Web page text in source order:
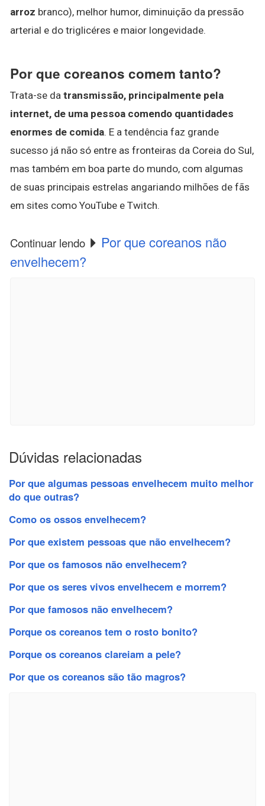
arroz branco), melhor humor, diminuição da pressão
arterial e do triglicéres e maior longevidade.
Por que coreanos comem tanto?
Trata-se da transmissão, principalmente pela
internet, de uma pessoa comendo quantidades
enormes de comida. E a tendência faz grande
sucesso já não só entre as fronteiras da Coreia do Sul,
mas também em boa parte do mundo, com algumas
de suas principais estrelas angariando milhões de fãs
em sites como YouTube e Twitch.
Continuar lendo
Por que coreanos não
envelhecem?
Dúvidas relacionadas
Por que algumas pessoas envelhecem muito melhor
do que outras?
Como os ossos envelhecem?
Por que existem pessoas que não envelhecem?
Por que os famosos não envelhecem?
Por que os seres vivos envelhecem e morrem?
Por que famosos não envelhecem?
Porque os coreanos tem o rosto bonito?
Porque os coreanos clareiam a pele?
Por que os coreanos são tão magros?